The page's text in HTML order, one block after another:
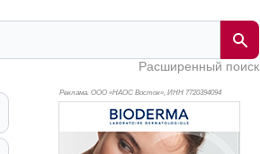
Расширенный поиск
Реклама. ООО «НАОС Восток», ИНН 7720394094